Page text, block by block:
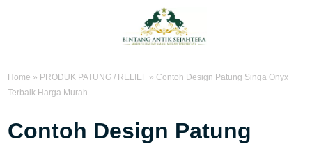
Home » PRODUK PATUNG / RELIEF »Contoh Design Patung Singa Onyx
Terbaik Harga Murah
Contoh Design Patung